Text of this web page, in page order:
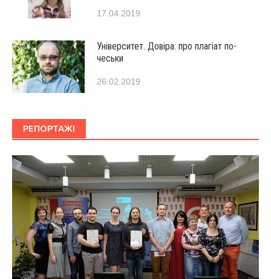
17.04.2019
Університет. Довіра: про плагіат по-
чеськи
26.02.2019
РЕПОРТАЖІ